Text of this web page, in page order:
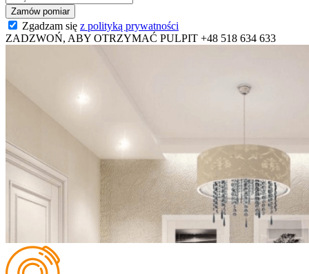
Zgadzam się z polityką prywatności
ZADZWOŃ, ABY OTRZYMAĆ PULPIT +48 518 634 633